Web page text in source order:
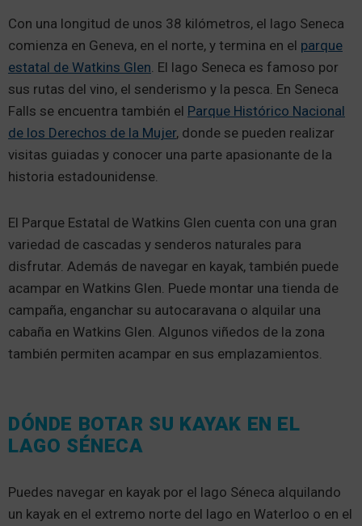
Con una longitud de unos 38 kilómetros, el lago Seneca
comienza en Geneva, en el norte, y termina en el parque
estatal de Watkins Glen . El lago Seneca es famoso por
sus rutas del vino, el senderismo y la pesca. En Seneca
Falls se encuentra también el Parque Histórico Nacional
de los Derechos de la Mujer, donde se pueden realizar
visitas guiadas y conocer una parte apasionante de la
historia estadounidense.
El Parque Estatal de Watkins Glen cuenta con una gran
variedad de cascadas y senderos naturales para
disfrutar. Además de navegar en kayak, también puede
acampar en Watkins Glen. Puede montar una tienda de
campaña, enganchar su autocaravana o alquilar una
cabaña en Watkins Glen. Algunos viñedos de la zona
también permiten acampar en sus emplazamientos.
DÓNDE BOTAR SU KAYAK EN EL
LAGO SÉNECA
Puedes navegar en kayak por el lago Séneca alquilando
un kayak en el extremo norte del lago en Waterloo o en el